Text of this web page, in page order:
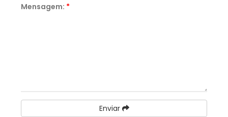
Mensagem: *
Enviar